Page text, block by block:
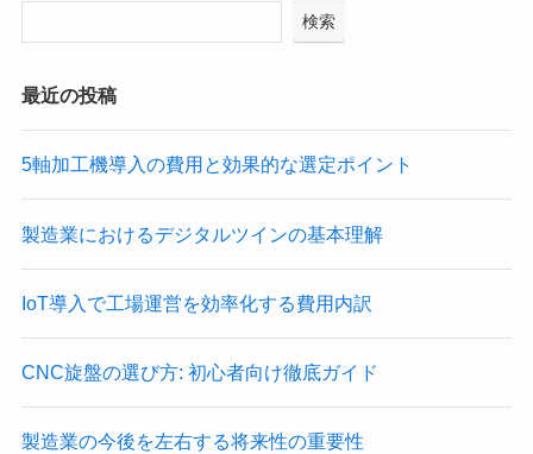
検索
最近の投稿
5軸加工機導入の費用と効果的な選定ポイント
製造業におけるデジタルツインの基本理解
IoT導入で工場運営を効率化する費用内訳
CNC旋盤の選び方: 初心者向け徹底ガイド
製造業の今後を左右する将来性の重要性